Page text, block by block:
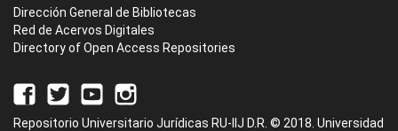
Dirección General de Bibliotecas
Red de Acervos Digitales
Directory of Open Access Repositories
Repositorio Universitario Jurídicas RU-IIJ D.R. © 2018. Universidad